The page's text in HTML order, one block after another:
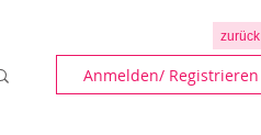
zurück
Anmelden/ Registrieren